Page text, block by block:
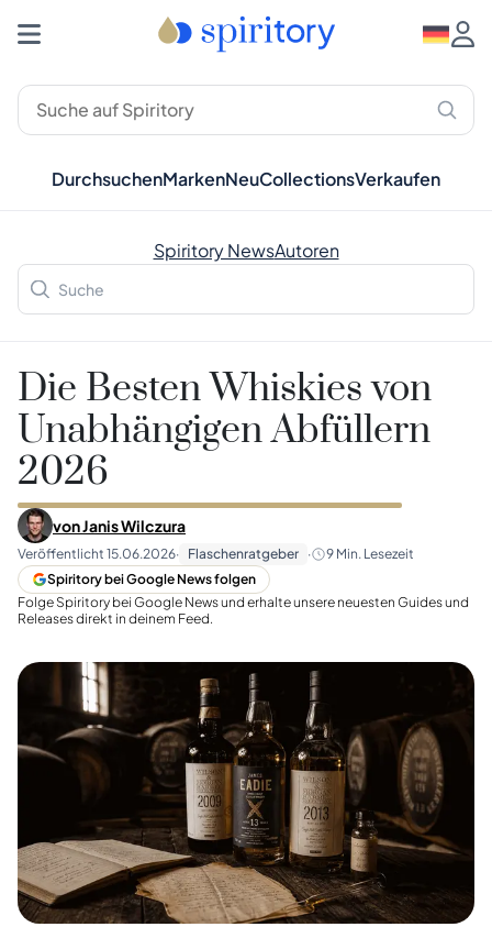
DurchsuchenMarkenNeuCollectionsVerkaufen
Spiritory NewsAutoren
Die Besten Whiskies von
Unabhängigen Abfüllern
2026
vonJanis Wilczura
Veröffentlicht 15.06.2026· Flaschenratgeber · 9 Min. Lesezeit
Spiritory bei Google News folgen
Folge Spiritory bei Google News und erhalte unsere neuesten Guides und
Releases direkt in deinem Feed.